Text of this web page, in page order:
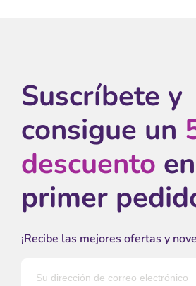
Suscríbete y
consigue un
descuento
primer
¡Recibe las mejores ofertas y